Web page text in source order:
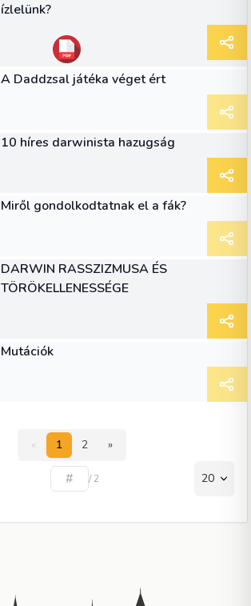
ízlelünk?
A Daddzsal játéka véget ért
10 híres darwinista hazugság
Miről gondolkodtatnak el a fák?
DARWIN RASSZIZMUSA ÉS
TÖRÖKELLENESSÉGE
Mutációk
« 1 2 »
/ 2 20